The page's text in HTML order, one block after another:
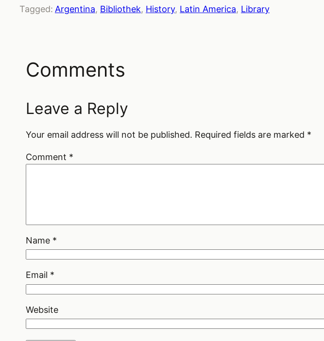
Tagged: Argentina, Bibliothek, History, Latin America, Library
Comments
Leave a Reply
Your email address will not be published. Required fields are marked *
Comment *
Name *
Email *
Website